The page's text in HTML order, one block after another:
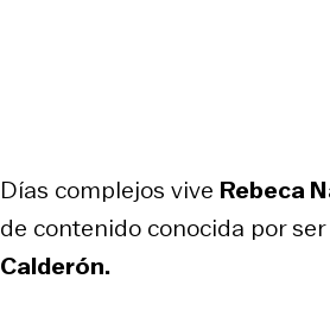
Días complejos vive Rebeca
de contenido conocida por
Calderón.